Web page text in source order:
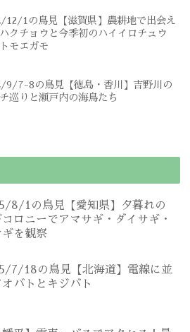
12/1の鳥見【滋賀県】農耕地で出会え
クチョウと今季初のハイイロチュウ
モエガモ
9/7-8の鳥見【徳島・香川】吉野川の
巡りと瀬戸内の海鳥たち
8/1の鳥見【愛知県】夕暮れの
コロニーでアマサギ・ダイサギ・
ギを観察
7/18の鳥見【北海道】電線に並
オバトとキジバト